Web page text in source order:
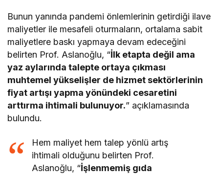
Bunun yanında pandemi önlemlerinin getirdiği ilave
maliyetler ile mesafeli oturmaların, ortalama sabit
maliyetlere baskı yapmaya devam edeceğini
belirten Prof. Aslanoğlu, “İlk etapta değil ama
yaz aylarında talepte ortaya çıkması
muhtemel yükselişler de hizmet sektörlerinin
fiyat artışı yapma yönündeki cesaretini
arttırma ihtimali bulunuyor.” açıklamasında
bulundu.
Hem maliyet hem talep yönlü artış
ihtimali olduğunu belirten Prof.
Aslanoğlu, “İşlenmemiş gıda